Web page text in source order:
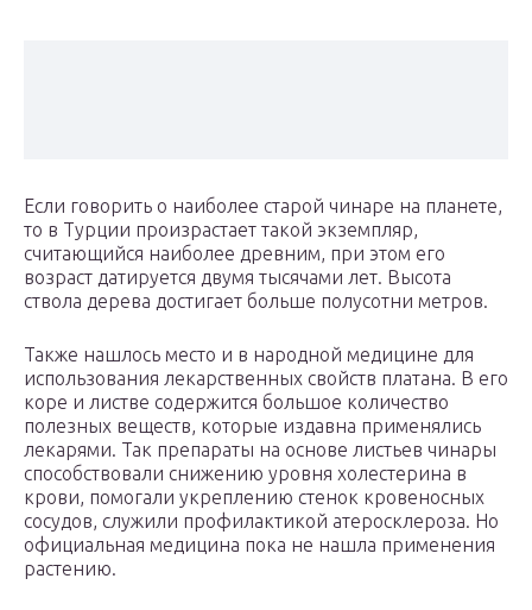
Если говорить о наиболее старой чинаре на планете,
то в Турции произрастает такой экземпляр,
считающийся наиболее древним, при этом его
возраст датируется двумя тысячами лет. Высота
ствола дерева достигает больше полусотни метров.
Также нашлось место и в народной медицине для
использования лекарственных свойств платана. В его
коре и листве содержится большое количество
полезных веществ, которые издавна применялись
лекарями. Так препараты на основе листьев чинары
способствовали снижению уровня холестерина в
крови, помогали укреплению стенок кровеносных
сосудов, служили профилактикой атеросклероза. Но
официальная медицина пока не нашла применения
растению.